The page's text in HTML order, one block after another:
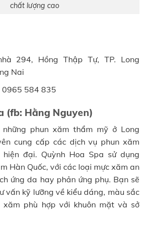
chất lượng cao
294, Hồng Thập Tự, TP. Long
Nai
0965 584 835
(fb: Hằng Nguyen)
phun xăm thẩm mỹ ở Long
cung cấp các dịch vụ phun xăm
đại. Quỳnh Hoa Spa sử dụng
Hàn Quốc, với các loại mực xăm an
ứng da hay phản ứng phụ. Bạn sẽ
vấn kỹ lưỡng về kiểu dáng, màu sắc
xăm phù hợp với khuôn mặt và sở